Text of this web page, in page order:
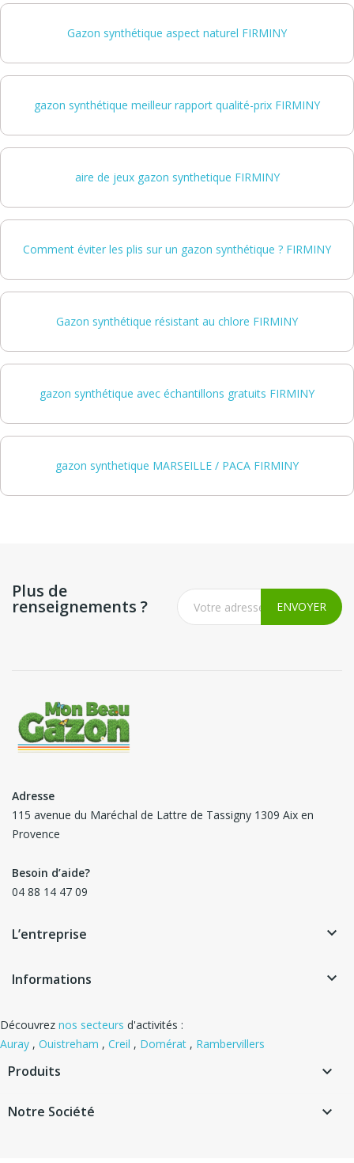
Gazon synthétique aspect naturel FIRMINY
gazon synthétique meilleur rapport qualité-prix FIRMINY
aire de jeux gazon synthetique FIRMINY
Comment éviter les plis sur un gazon synthétique ? FIRMINY
Gazon synthétique résistant au chlore FIRMINY
gazon synthétique avec échantillons gratuits FIRMINY
gazon synthetique MARSEILLE / PACA FIRMINY
Plus de
renseignements ?
Adresse
115 avenue du Maréchal de Lattre de Tassigny 1309 Aix en
Provence
Besoin d’aide?
04 88 14 47 09
L’entreprise keyboard_arrow_down
Informations keyboard_arrow_down
Découvrez nos secteurs d'activités :
Auray , Ouistreham , Creil , Domérat , Rambervillers
Produits 
Notre Société 